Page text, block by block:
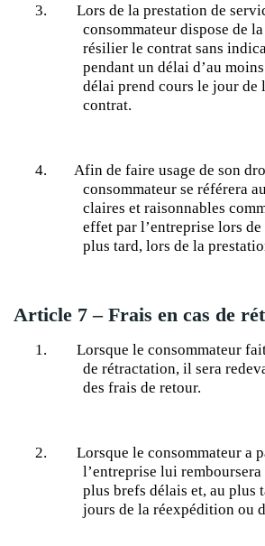
3.
Lors de la prestation de
consommateur dispose de
résilier le contrat sans
pendant un délai d’au
délai prend cours le jour de
contrat.
4.
Afin de faire usage de son
consommateur se référera
claires et raisonnables
effet par l’entreprise lors
plus tard, lors de la
Article 7 – Frais en cas de
1.
Lorsque le consommateur
de rétractation, il sera
des frais de retour.
2.
Lorsque le consommateur a
l’entreprise lui remboursera
plus brefs délais et, au plus
jours de la réexpédition ou